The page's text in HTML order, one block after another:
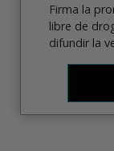
Firma la
libre de
difundir la